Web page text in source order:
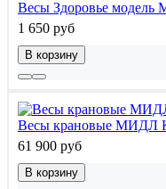
Весы Здоровье модель
1 650 руб
В корзину
Весы крановые МИДЛ
61 900 руб
В корзину